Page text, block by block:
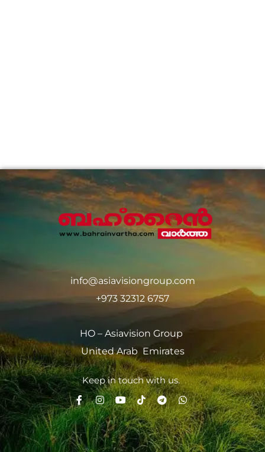
info@asiavisiongroup.com
+973 32312 6757
HO – Asiavision Group
United Arab Emirates
Keep in touch with us.